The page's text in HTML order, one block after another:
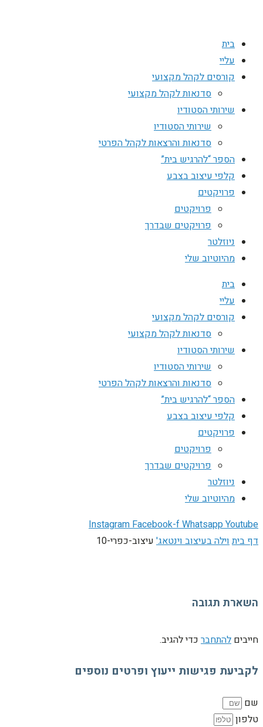
בית
עליי
קורסים לקהל מקצועי
סדנאות לקהל מקצועי
שירותי הסטודיו
שירותי הסטודיו
סדנאות והרצאות לקהל הפרטי
הספר “להרגיש בית”
קלפי עיצוב בצבע
פרויקטים
פרויקטים
פרויקטים שבדרך
ניוזלטר
מהיוטיוב שלי
בית
עליי
קורסים לקהל מקצועי
סדנאות לקהל מקצועי
שירותי הסטודיו
שירותי הסטודיו
סדנאות והרצאות לקהל הפרטי
הספר “להרגיש בית”
קלפי עיצוב בצבע
פרויקטים
פרויקטים
פרויקטים שבדרך
ניוזלטר
מהיוטיוב שלי
InstagramFacebook-fWhatsappYoutube
דף ביתוילה בעיצוב וינטאג' עיצוב-כפרי-10
השארת תגובה
חייבים להתחבר כדי להגיב.
לקביעת פגישות ייעוץ ופרטים נוספים
שם
טלפון